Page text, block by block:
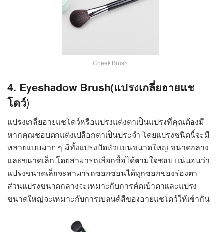
Cheek Brush
4. Eyeshadow Brush(แปรงเกลี่ยอายแช
โดว์)
แปรงเกลี่ยอายแชโดว์หรือแปรงแต่งตาเป็นแปรงที่คุณต้องมี
หากคุณชอบตกแต่งเปลือกตาเป็นประจำ โดยแปรงชนิดนี้จะมี
หลายแบบมาก ๆ มีทั้งแปรงปัดหัวแบนขนาดใหญ่ ขนาดกลาง
และขนาดเล็ก โดยสามารถเลือกซื้อได้ตามใจชอบ แน่นอนว่า
แปรงขนาดเล็กจะสามารถซอกซอนได้ทุกซอกของร่องตา
ส่วนแปรงขนาดกลางจะเหมาะกับการคัดเบ้าตาและแปรง
ขนาดใหญ่จะเหมาะกับการเบลนด์สีของอายแชโดว์ให้เข้ากัน